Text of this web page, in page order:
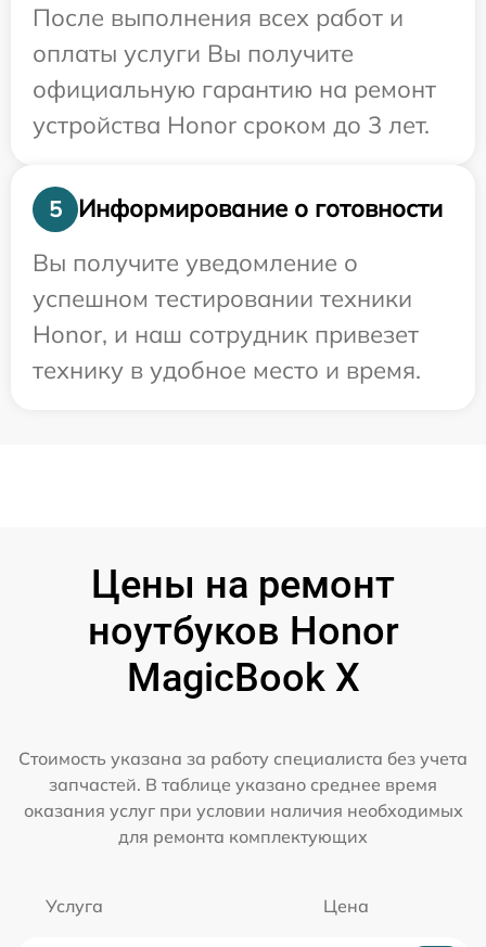
После выполнения всех работ и
оплаты услуги Вы получите
официальную гарантию на ремонт
устройства Honor сроком до 3 лет.
5
Информирование о готовности
Вы получите уведомление о
успешном тестировании техники
Honor, и наш сотрудник привезет
технику в удобное место и время.
Цены на ремонт
ноутбуков Honor
MagicBook X
Стоимость указана за работу специалиста без учета
запчастей. В таблице указано среднее время
оказания услуг при условии наличия необходимых
для ремонта комплектующих
Услуга Цена